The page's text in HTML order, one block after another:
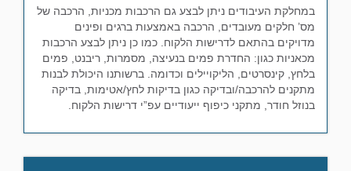
במחלקת העיבודים ניתן לבצע גם הרכבות מכניות, הרכבה של
מס’ חלקים מעובדים, הרכבה באמצעות ברגים ופינים
מדויקים בהתאם לדרישות הלקוח. כמו כן ניתן לבצע הרכבות
מכאניות כגון: החדרת פמים בנעיצה, מסמרות, ריבנט, פמים
בלחץ, קינסרטים, הליקויילים וכדומה. ברשותנו היכולת לבנות
מתקנים להרכבה/ובדיקה כגון בדיקות לחץ/אטימות, בדיקה
בנוזל חודר, מתקני כיפוף ייעודיים עפ”י דרישות הלקוח.